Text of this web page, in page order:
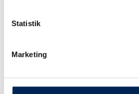
Statistik
Marketing